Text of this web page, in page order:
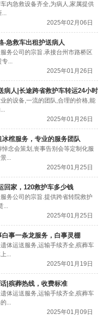
内急救设备齐全,为病人,家属提供
...
2025年02月06日
-急救车出租护送病人
务公司的宗旨.承接台州市路桥区
专...
2025年01月26日
病人|长途跨省救护车转运24小时
的设备,一流的团队,合理的价格,能
2025年01月26日
棺服务，专业的服务团队
念会策划,丧事告别会等定制化服
...
2025年01月25日
回家，120救护车多少钱
务公司的宗旨.提供跨省转院救护
...
2025年01月25日
事一条龙服务，白事灵棚
体运送服务,运输手续齐全,殡葬车
...
2025年01月19日
|殡葬热线，收费标准
体运送服务,运输手续齐全,殡葬车
...
2025年01月09日